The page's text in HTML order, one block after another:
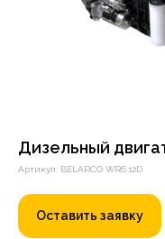
Дизельный
Артикул: BELARCO WR6.12D
Оставить заявку